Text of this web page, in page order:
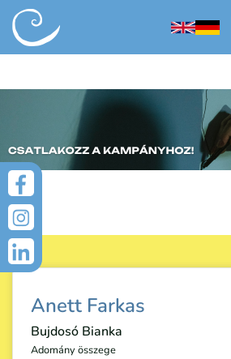
UGRÁS A TARTALOMRA
Anett Farkas
Bujdosó Bianka
Adomány összege